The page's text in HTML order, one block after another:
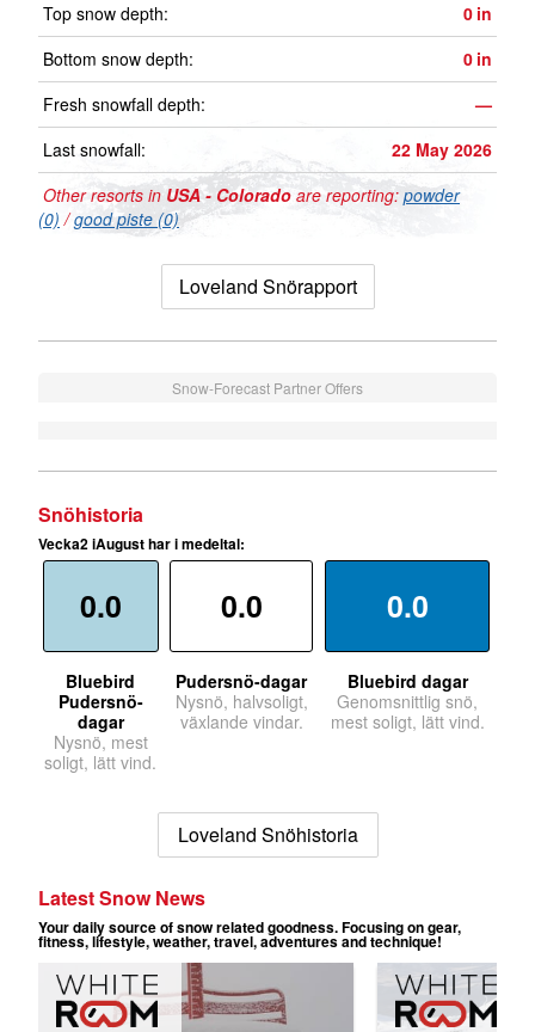
Top snow depth: 0 in
Bottom snow depth:
0 in
Fresh snowfall depth:
—
Last snowfall:
22 May 2026
Other resorts in USA - Colorado are reporting: powder
(0) /good piste (0)
Loveland Snörapport
Snow-Forecast Partner Offers
Snöhistoria
Vecka2 iAugust har i medeltal:
0.0
Bluebird
Pudersnö-
dagar
Nysnö, mest
soligt, lätt vind.
0.0
Pudersnö-dagar
Nysnö, halvsoligt,
växlande vindar.
0.0
Bluebird dagar
Genomsnittlig snö,
mest soligt, lätt vind.
Loveland Snöhistoria